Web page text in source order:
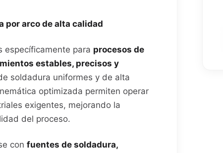
por arco de alta calidad
específicamente para procesos de
estables, precisos y
soldadura uniformes y de alta
optimizada permiten operar
exigentes, mejorando la
del proceso.
con fuentes de soldadura,